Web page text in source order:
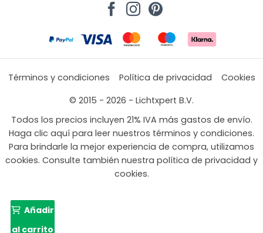
Términos y condiciones Política de privacidad
Cookies
© 2015 - 2026 - Lichtxpert B.V.
Todos los precios incluyen 21% IVA más gastos de envío.
Haga clic aquí para leer nuestros términos y condiciones.
Para brindarle la mejor experiencia de compra, utilizamos
cookies. Consulte también nuestra política de privacidad y
cookies.
Añadir
al carrito